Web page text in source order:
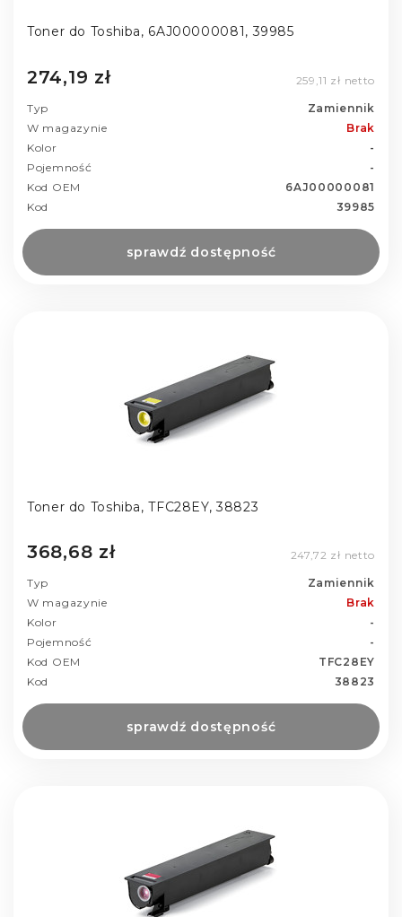
Toner do Toshiba, 6AJ00000081, 39985
274,19 zł 259,11 zł netto
Typ
Zamiennik
W magazynie
Brak
Kolor
-
Pojemność
-
Kod OEM
6AJ00000081
Kod
39985
sprawdź dostępność
Toner do Toshiba, TFC28EY, 38823
368,68 zł 247,72 zł netto
Typ
Zamiennik
W magazynie
Brak
Kolor
-
Pojemność
-
Kod OEM
TFC28EY
Kod
38823
sprawdź dostępność